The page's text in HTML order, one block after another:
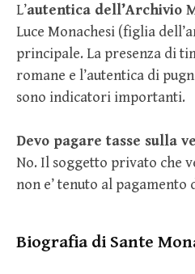
L’autentica dell’Archivio
Luce Monachesi (figlia
principale. La presenza di
romane e l’autentica di
sono indicatori importanti.
Devo pagare tasse sulla
No. Il soggetto privato che
non e’ tenuto al pagamento
Biografia di Sante